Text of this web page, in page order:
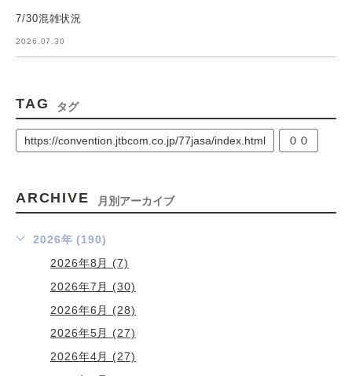
7/30混雑状況
2026.07.30
TAG タグ
https://convention.jtbcom.co.jp/77jasa/index.html ００
ARCHIVE 月別アーカイブ
2026年 (190)
2026年8月 (7)
2026年7月 (30)
2026年6月 (28)
2026年5月 (27)
2026年4月 (27)